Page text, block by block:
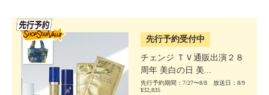
先行予約受付中
チェンジ ＴＶ通販出演２８
周年 美白の日 美...
先行予約期間：7/27〜8/8 放送日：8/9
¥32,835